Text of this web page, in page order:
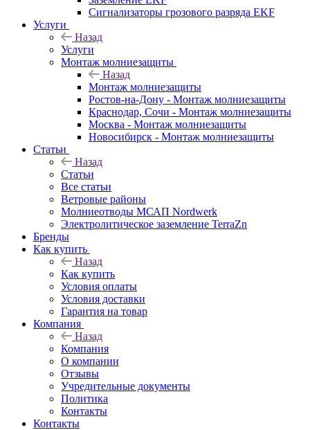
Сигнализаторы грозового разряда EKF
Услуги
Назад
Услуги
Монтаж молниезащиты
Назад
Монтаж молниезащиты
Ростов-на-Дону - Монтаж молниезащиты
Краснодар, Сочи - Монтаж молниезащиты
Москва - Монтаж молниезащиты
Новосибирск - Монтаж молниезащиты
Статьи
Назад
Статьи
Все статьи
Ветровые районы
Молниеотводы МСАП Nordwerk
Электролитическое заземление TerraZn
Бренды
Как купить
Назад
Как купить
Условия оплаты
Условия доставки
Гарантия на товар
Компания
Назад
Компания
О компании
Отзывы
Учредительные документы
Политика
Контакты
Контакты